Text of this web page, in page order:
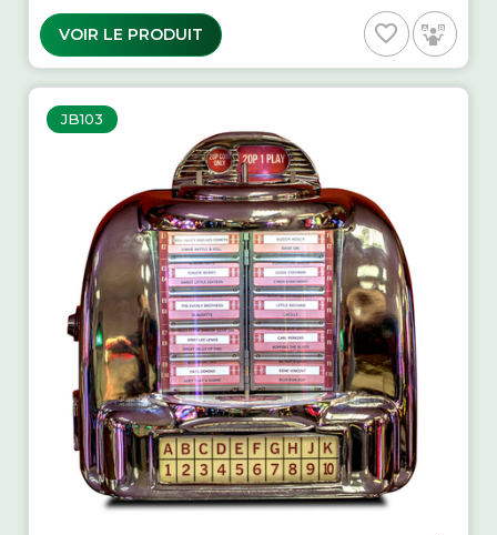
VOIR LE PRODUIT favorite_border
JB103